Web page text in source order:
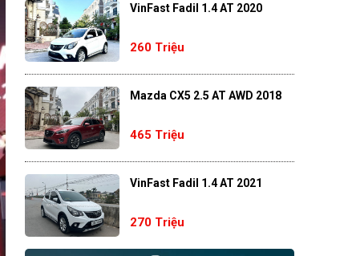
VinFast Fadil 1.4 AT 2020
260 Triệu
Mazda CX5 2.5 AT AWD 2018
465 Triệu
VinFast Fadil 1.4 AT 2021
270 Triệu